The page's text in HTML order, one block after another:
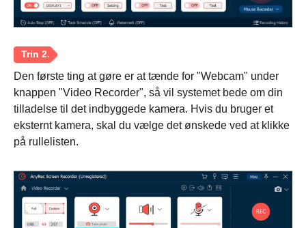
Den første ting at gøre er at tænde for "Webcam" under
knappen "Video Recorder", så vil systemet bede om din
tilladelse til det indbyggede kamera. Hvis du bruger et
eksternt kamera, skal du vælge det ønskede ved at klikke
på rullelisten.